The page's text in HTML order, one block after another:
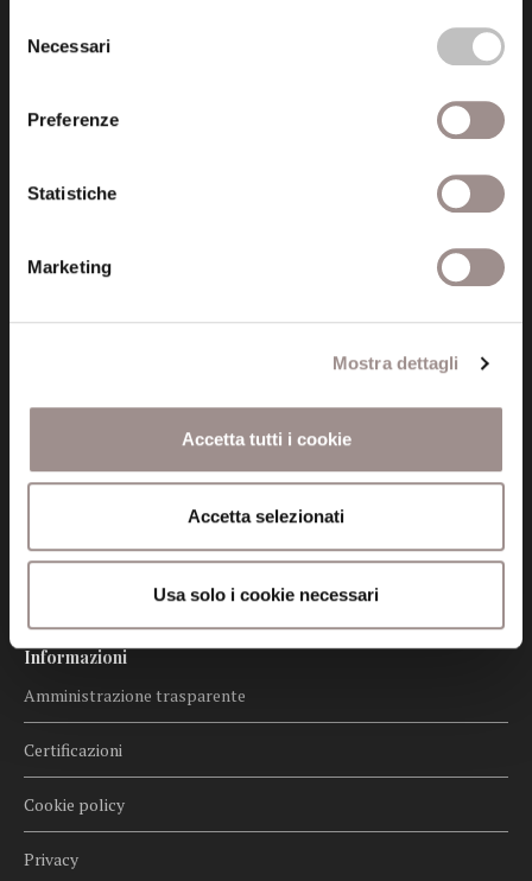
delNecessari
Preferenze
Statistiche
Marketing
Mostra dettagli
Accetta tutti i cookie
Accetta selezionati
Usa solo i cookie necessari
Fondazione Collegio San Carlo
info@fondazionesancarlo.it
Posta certificata (PEC)
fondazionecollegiosancarlo@legalmail.it
Seguici
Informazioni
Amministrazione trasparente
Certificazioni
Cookie policy
Privacy